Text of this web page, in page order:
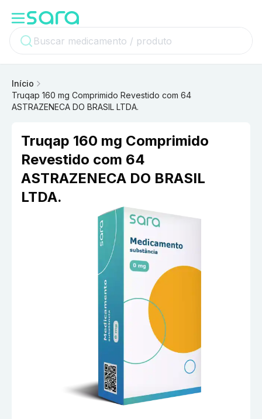
Início
Truqap 160 mg Comprimido Revestido com 64
ASTRAZENECA DO BRASIL LTDA.
Truqap 160 mg Comprimido
Revestido com 64
ASTRAZENECA DO BRASIL
LTDA.